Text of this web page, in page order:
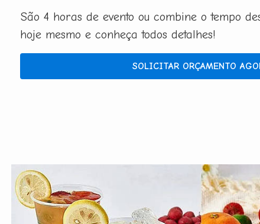
São 4 horas de evento ou combine o tempo
hoje mesmo e conheça todos detalhes!
SOLICITAR ORÇAMENTO